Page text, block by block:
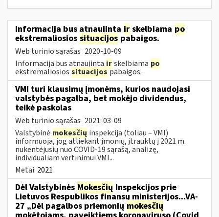
Informacija bus atnaujinta ir skelbiama po
ekstremaliosios situacijos pabaigos.
Web turinio sąrašas 2020-10-09
Informacija bus atnaujinta irskelbiama po
ekstremaliosios situacijospabaigos.
VMI turi klausimų įmonėms, kurios naudojasi
valstybės pagalba, bet mokėjo dividendus,
teikė paskolas
Web turinio sąrašas 2021-03-09
Valstybinė mokesčių inspekcija (toliau – VMI)
informuoja, jog atliekant įmonių, įtrauktų į 2021 m.
nukentėjusių nuo COVID-19 sąrašą, analizę,
individualiam vertinimui VMI...
Metai: 2021
Dėl Valstybinės Mokesčių Inspekcijos prie
Lietuvos Respublikos finansų ministerijos...VA-
27 „Dėl pagalbos priemonių mokesčių